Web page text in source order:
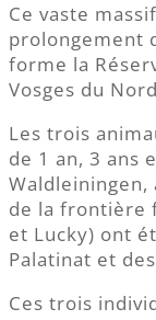
Ce vaste
prolongement
forme la
Vosges du
Les trois
de 1 an, 3 ans
de la frontière
et Lucky) ont
Palatinat et
Ces trois